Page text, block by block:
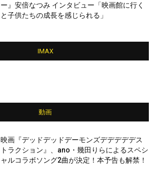
ー』安倍なつみ インタビュー「映画館に行く
と子供たちの成長を感じられる」
IMAX
動画
映画『デッドデッドデーモンズデデデデデス
トラクション』、ano・幾田りらによるスペシ
ャルコラボソング2曲が決定！本予告も解禁！